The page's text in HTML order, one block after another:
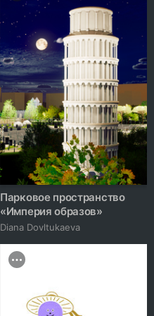
Парковое пространство
«Империя образов»
Diana Dovltukaeva